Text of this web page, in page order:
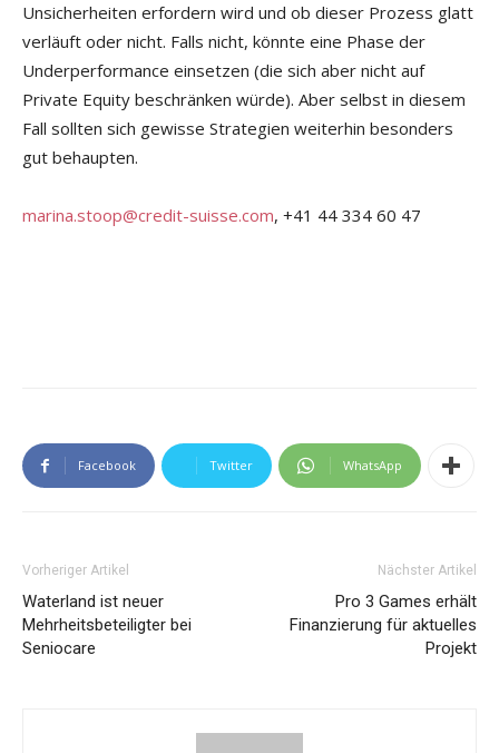
Unsicherheiten erfordern wird und ob dieser Prozess glatt
verläuft oder nicht. Falls nicht, könnte eine Phase der
Underperformance einsetzen (die sich aber nicht auf
Private Equity beschränken würde). Aber selbst in diesem
Fall sollten sich gewisse Strategien weiterhin besonders
gut behaupten.
marina.stoop@credit-suisse.com, +41 44 334 60 47
Facebook Twitter WhatsApp
Vorheriger Artikel
Waterland ist neuer
Mehrheitsbeteiligter bei
Seniocare
Nächster Artikel
Pro 3 Games erhält
Finanzierung für aktuelles
Projekt